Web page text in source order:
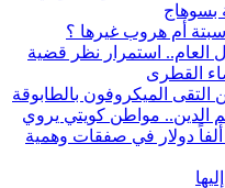
بسوهاج
أم هروب غيرها ؟
العام.. استمرار نظر قضية
القطرى
الميكروفون بالطابوقة
الدين.. مواطن كويتي يروي
تفاصيل النصب عليه بمبلغ 512 ألفاً دولار في صفقات وهمية